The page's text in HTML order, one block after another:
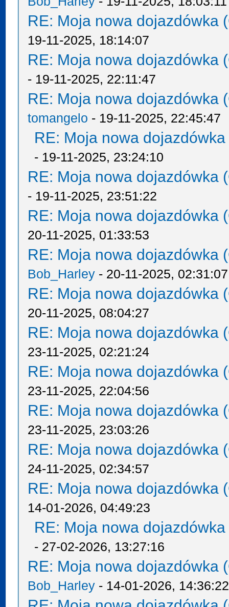
RE: Moja nowa dojazdówka
19-11-2025, 18:14:07
RE: Moja nowa dojazdówka
- 19-11-2025, 22:11:47
RE: Moja nowa dojazdówka
tomangelo - 19-11-2025, 22:45:47
RE: Moja nowa
- 19-11-2025, 23:24:10
RE: Moja nowa dojazdówka
- 19-11-2025, 23:51:22
RE: Moja nowa dojazdówka
20-11-2025, 01:33:53
RE: Moja nowa dojazdówka
Bob_Harley - 20-11-2025, 02:31:07
RE: Moja nowa dojazdówka
20-11-2025, 08:04:27
RE: Moja nowa dojazdówka
23-11-2025, 02:21:24
RE: Moja nowa dojazdówka
23-11-2025, 22:04:56
RE: Moja nowa dojazdówka
23-11-2025, 23:03:26
RE: Moja nowa dojazdówka
24-11-2025, 02:34:57
RE: Moja nowa dojazdówka
14-01-2026, 04:49:23
RE: Moja nowa
- 27-02-2026, 13:27:16
RE: Moja nowa dojazdówka
Bob_Harley - 14-01-2026, 14:36:22